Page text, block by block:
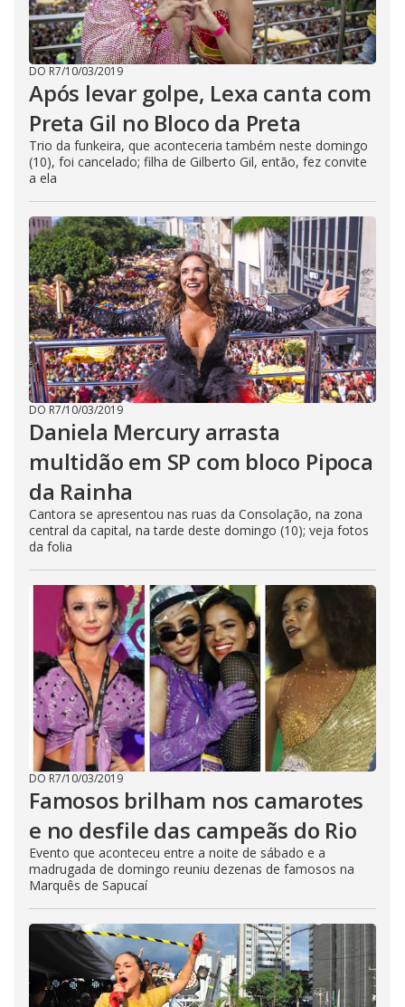
DO R7/10/03/2019
Após levar golpe, Lexa canta com
Preta Gil no Bloco da Preta
Trio da funkeira, que aconteceria também neste domingo
(10), foi cancelado; filha de Gilberto Gil, então, fez convite
a ela
DO R7/10/03/2019
Daniela Mercury arrasta
multidão em SP com bloco Pipoca
da Rainha
Cantora se apresentou nas ruas da Consolação, na zona
central da capital, na tarde deste domingo (10); veja fotos
da folia
DO R7/10/03/2019
Famosos brilham nos camarotes
e no desfile das campeãs do Rio
Evento que aconteceu entre a noite de sábado e a
madrugada de domingo reuniu dezenas de famosos na
Marquês de Sapucaí